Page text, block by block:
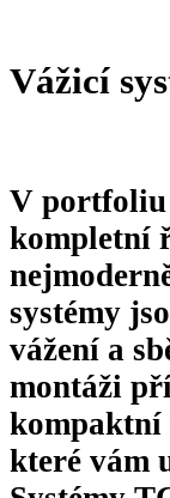
Vážicí
V portfoliu
kompletní
systémy
vážení a
montáži
kompaktní
které vám